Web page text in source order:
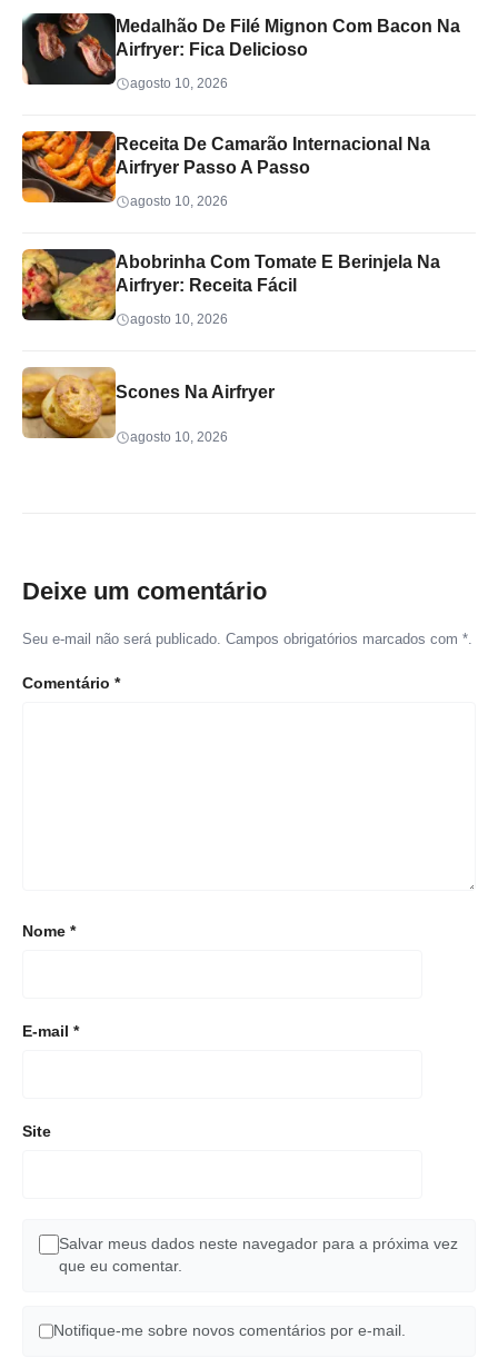
Medalhão De Filé Mignon Com Bacon Na
Airfryer: Fica Delicioso
agosto 10, 2026
Receita De Camarão Internacional Na
Airfryer Passo A Passo
agosto 10, 2026
Abobrinha Com Tomate E Berinjela Na
Airfryer: Receita Fácil
agosto 10, 2026
Scones Na Airfryer
agosto 10, 2026
Deixe um comentário
Seu e-mail não será publicado. Campos obrigatórios marcados com *.
Comentário *
Nome *
E-mail *
Site
Salvar meus dados neste navegador para a próxima vez
que eu comentar.
Notifique-me sobre novos comentários por e-mail.